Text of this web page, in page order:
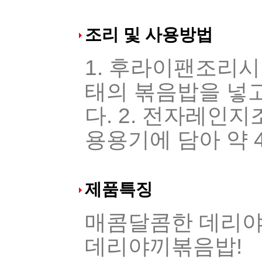
조리 및 사용방법
1. 후라이팬조리
태의 볶음밥을 넣
다. 2. 전자레인지
용용기에 담아 약
제품특징
매콤달콤한 데리
데리야끼볶음밥!